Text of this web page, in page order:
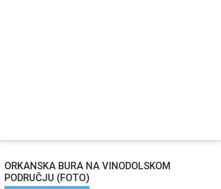
ORKANSKA BURA NA VINODOLSKOM
PODRUČJU (FOTO)